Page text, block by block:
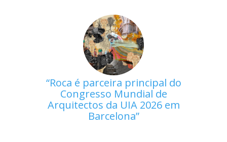
Roca é parceira principal do
Congresso Mundial de
Arquitectos da UIA 2026 em
Barcelona